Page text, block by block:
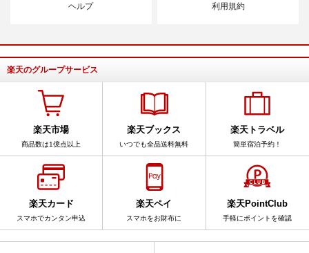
ヘルプ 利用規約
楽天のグループサービス
楽天市場
商品数は1億点以上
楽天ブックス
いつでも全品送料無料
楽天トラベル
簡単宿泊予約！
楽天カード
スマホでカンタン申込
楽天ペイ
スマホをお財布に
楽天PointClub
手軽にポイントを確認